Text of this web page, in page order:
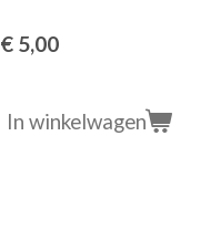
€ 5,00
In winkelwagen